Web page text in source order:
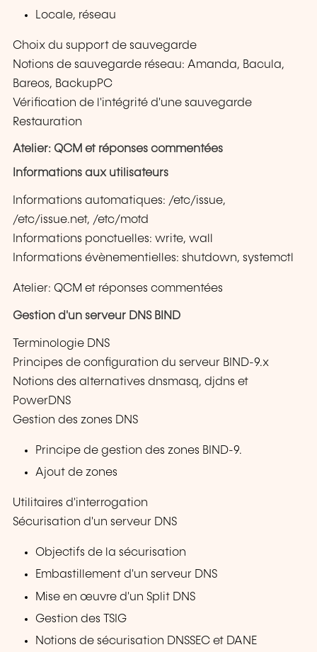
Locale, réseau
Choix du support de sauvegarde
Notions de sauvegarde réseau: Amanda, Bacula,
Bareos, BackupPC
Vérification de l'intégrité d'une sauvegarde
Restauration
Atelier: QCM et réponses commentées
Informations aux utilisateurs
Informations automatiques: /etc/issue,
/etc/issue.net, /etc/motd
Informations ponctuelles: write, wall
Informations évènementielles: shutdown, systemctl
Atelier: QCM et réponses commentées
Gestion d'un serveur DNS BIND
Terminologie DNS
Principes de configuration du serveur BIND-9.x
Notions des alternatives dnsmasq, djdns et
PowerDNS
Gestion des zones DNS
Principe de gestion des zones BIND-9.
Ajout de zones
Utilitaires d'interrogation
Sécurisation d'un serveur DNS
Objectifs de la sécurisation
Embastillement d'un serveur DNS
Mise en œuvre d'un Split DNS
Gestion des TSIG
Notions de sécurisation DNSSEC et DANE